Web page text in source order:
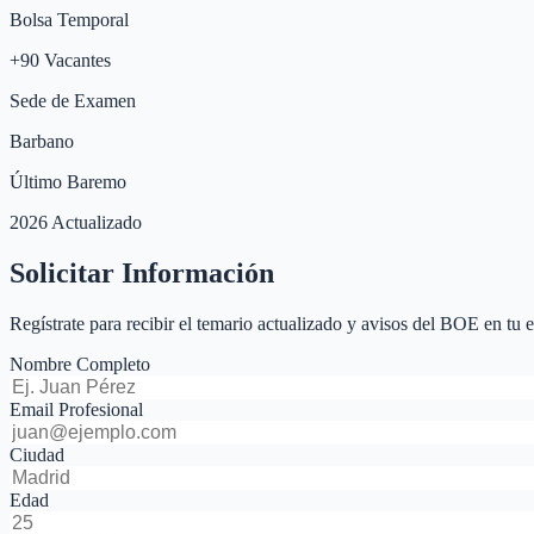
Bolsa Temporal
+90 Vacantes
Sede de Examen
Barbano
Último Baremo
2026 Actualizado
Solicitar Información
Regístrate para recibir el temario actualizado y avisos del BOE en tu
Nombre Completo
Email Profesional
Ciudad
Edad